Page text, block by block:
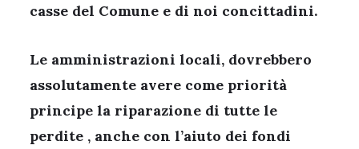
casse del Comune e di noi concittadini.
Le amministrazioni locali, dovrebbero
assolutamente avere come priorità
principe la riparazione di tutte le
perdite , anche con l’aiuto dei fondi